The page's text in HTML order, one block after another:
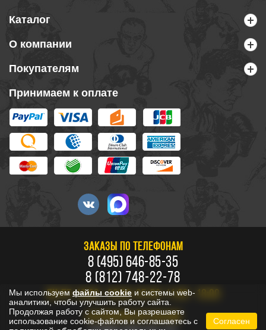
Каталог
О компании
Покупателям
Принимаем к оплате
ЗАКАЗЫ ПО ТЕЛЕФОНАМ
8 (495) 646-85-35
8 (812) 748-22-78
ПН-ПТ: 10:00 - 20:00, СБ-ВС: 11:00 - 18:00
БЕСПЛАТНО ПО РОССИИ
Мы используем файлы cookie и системы web-
аналитики, чтобы улучшить работу сайта.
Продолжая работу с сайтом, Вы разрешаете
использование cookie-файлов и соглашаетесь с
Согласен